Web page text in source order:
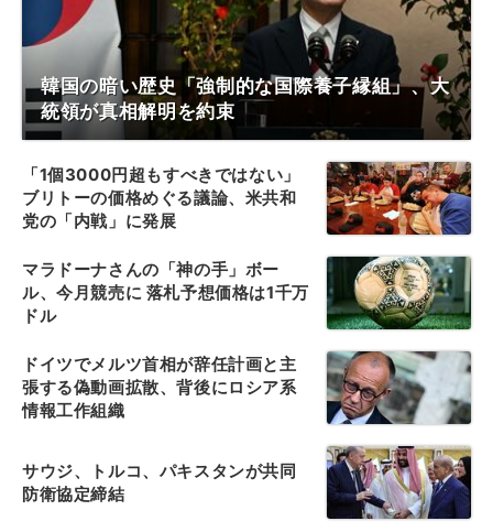
韓国の暗い歴史「強制的な国際養子縁組」、大
統領が真相解明を約束
「1個3000円超もすべきではない」
ブリトーの価格めぐる議論、米共和
党の「内戦」に発展
マラドーナさんの「神の手」ボー
ル、今月競売に 落札予想価格は1千万
ドル
ドイツでメルツ首相が辞任計画と主
張する偽動画拡散、背後にロシア系
情報工作組織
サウジ、トルコ、パキスタンが共同
防衛協定締結